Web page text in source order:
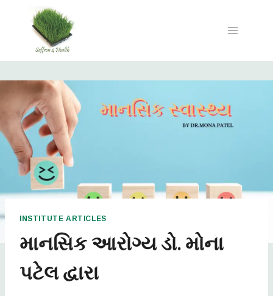
INSTITUTE ARTICLES
માનસિક આરોગ્ય ડો. મોના
પટેલ દ્વારા